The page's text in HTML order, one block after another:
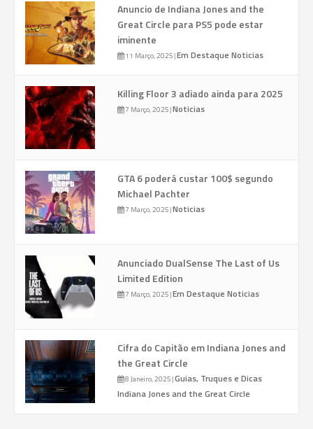
Anuncio de Indiana Jones and the
Great Circle para PS5 pode estar
iminente
11 Março, 2025|Em Destaque Noticias
Killing Floor 3 adiado ainda para 2025
7 Março, 2025|Noticias
GTA 6 poderá custar 100$ segundo
Michael Pachter
7 Março, 2025|Noticias
Anunciado DualSense The Last of Us
Limited Edition
7 Março, 2025|Em Destaque Noticias
Cifra do Capitão em Indiana Jones and
the Great Circle
8 Janeiro, 2025|Guias, Truques e Dicas
Indiana Jones and the Great Circle